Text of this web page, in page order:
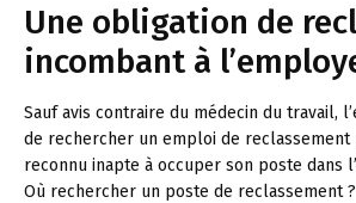
Une obligation de
incombant à
Sauf avis contraire du médecin du travail,
de rechercher un emploi de
reconnu inapte à occuper son poste dans
Où rechercher un poste de reclassement ?